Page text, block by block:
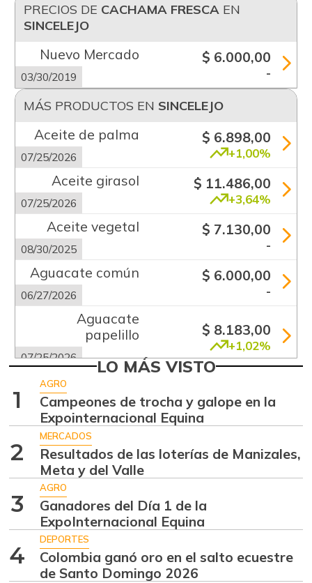
PRECIOS DE CACHAMA FRESCAEN
SINCELEJO
Nuevo Mercado
03/30/2019
$ 6.000,00
-
MÁS PRODUCTOS EN SINCELEJO
Aceite de palma
07/25/2026
$ 6.898,00
+1,00%
Aceite girasol
07/25/2026
$ 11.486,00
+3,64%
Aceite vegetal
08/30/2025
$ 7.130,00
-
Aguacate común
06/27/2026
$ 6.000,00
-
Aguacate
papelillo
07/25/2026
$ 8.183,00
+1,02%
07/25/2026 -6,69%
Ajo
07/25/2026
$ 5.667,00
-0,72%
Ají dulce
01/17/2015
$ 3.750,00
Ají topito dulce
07/25/2026
$ 3.063,00
Alas de pollo sin
LO MÁS VISTO
1
AGRO
Campeones de trocha y galope en la
Expointernacional Equina
2
MERCADOS
Resultados de las loterías de Manizales,
Meta y del Valle
3
AGRO
Ganadores del Día 1 de la
ExpoInternacional Equina
4
DEPORTES
Colombia ganó oro en el salto ecuestre
de Santo Domingo 2026